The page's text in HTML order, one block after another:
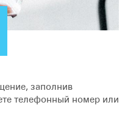
заполнив
телефонный номер или